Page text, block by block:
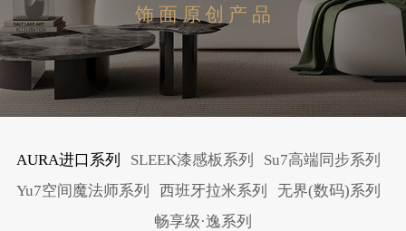
饰面原创产品
AURA进口系列 SLEEK漆感板系列
Su7高端同步系列
Yu7空间魔法师系列
西班牙拉米系列
无界(数码)系列
畅享级·逸系列